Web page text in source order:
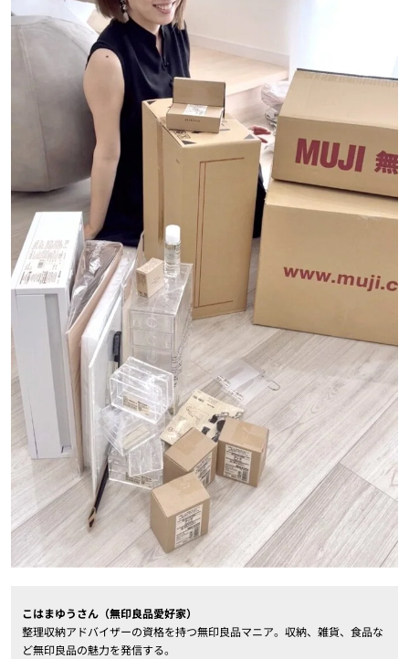
こはまゆうさん（無印良品愛好家）
整理収納アドバイザーの資格を持つ無印良品マニア。収納、雑貨、食品な
ど無印良品の魅力を発信する。